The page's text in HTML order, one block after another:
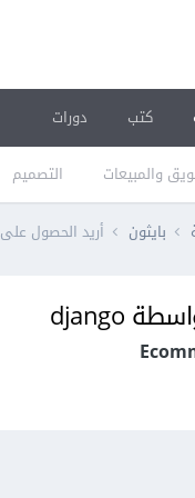
والمبيعات التصميم
كتب دورات
بايثون أريد الحصول على ip بواسطة django